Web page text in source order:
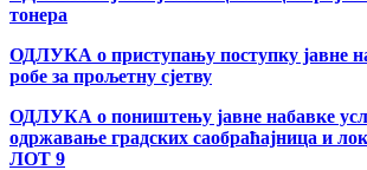
тонера
ОДЛУКА о приступању поступку јавне
робе за прољетну сјетву
ОДЛУКА о поништењу јавне набавке
одржавање градских саобраћајница и
ЛОТ 9